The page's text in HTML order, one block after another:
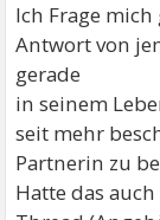
Ich Frage
Antwort von
gerade
in seinem
seit mehr
Partnerin zu
Hatte das